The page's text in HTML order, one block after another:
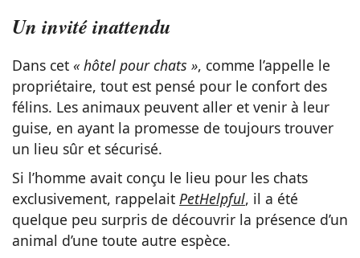
Un invité inattendu
Dans cet « hôtel pour chats », comme l’appelle le
propriétaire, tout est pensé pour le confort des
félins. Les animaux peuvent aller et venir à leur
guise, en ayant la promesse de toujours trouver
un lieu sûr et sécurisé.
Si l’homme avait conçu le lieu pour les chats
exclusivement, rappelait PetHelpful, il a été
quelque peu surpris de découvrir la présence d’un
animal d’une toute autre espèce.